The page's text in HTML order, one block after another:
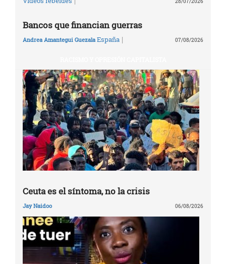
28/07/2026
Bancos que financian guerras
Andrea Amantegui Guezala España | 07/08/2026
Ceuta es el síntoma, no la crisis
Jay Naidoo 06/08/2026